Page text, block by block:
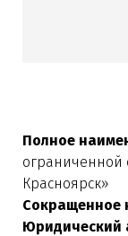
Полное
ограниченной
Красноярск»
Сокращенное
Юридический